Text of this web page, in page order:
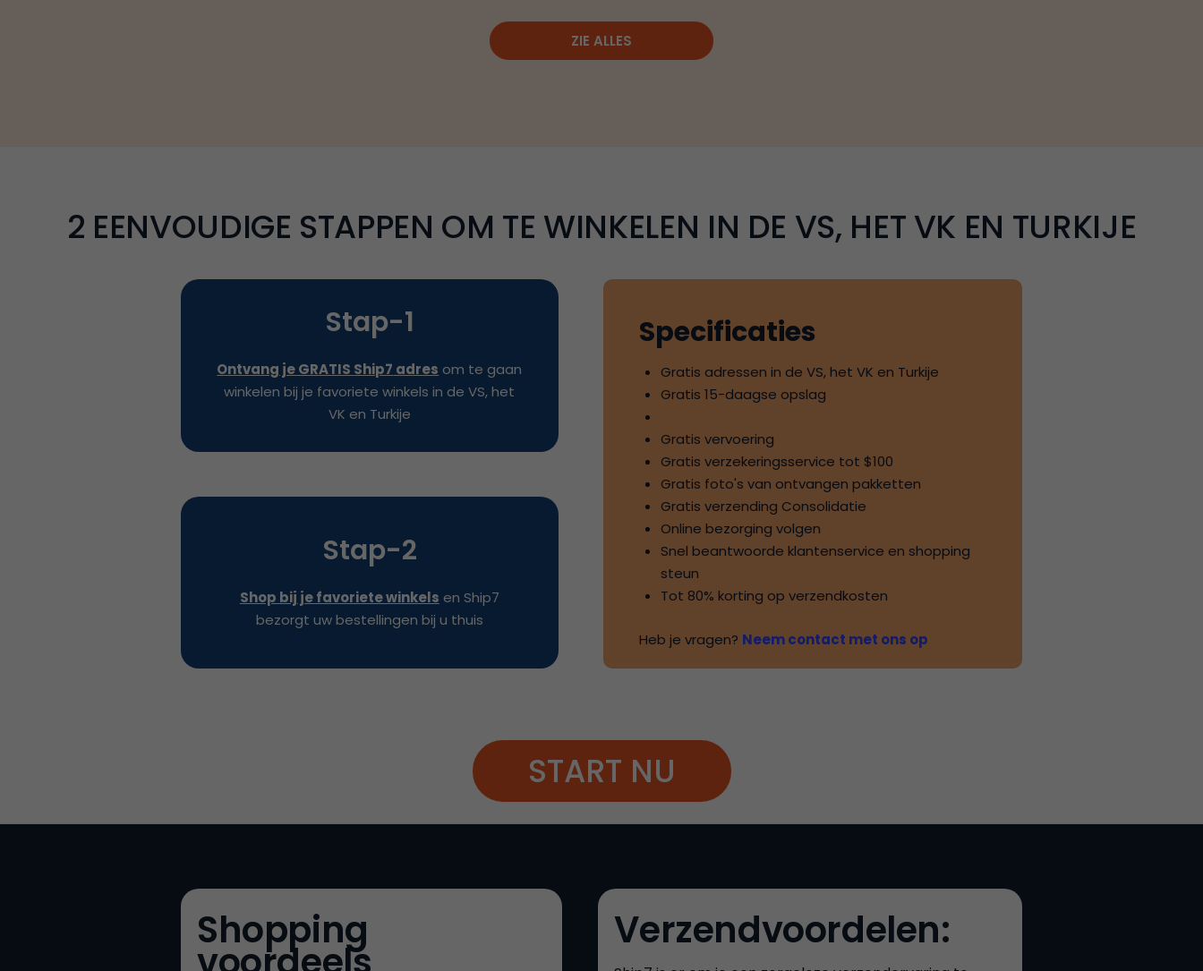
ZIE ALLES
2 EENVOUDIGE STAPPEN OM TE WINKELEN IN DE VS, HET VK EN TURKIJE
Stap-1
Ontvang je GRATIS Ship7 adres om te gaan
winkelen bij je favoriete winkels in de VS, het
VK en Turkije
Stap-2
Shop bij je favoriete winkels en Ship7
bezorgt uw bestellingen bij u thuis
Specificaties
Gratis adressen in de VS, het VK en Turkije
Gratis 15-daagse opslag
Gratis vervoering
Gratis verzekeringsservice tot $100
Gratis foto's van ontvangen pakketten
Gratis verzending Consolidatie
Online bezorging volgen
Snel beantwoorde klantenservice en shopping
steun
Tot 80% korting op verzendkosten
Heb je vragen? Neem contact met ons op
START NU
Shopping Verzendvoordelen: